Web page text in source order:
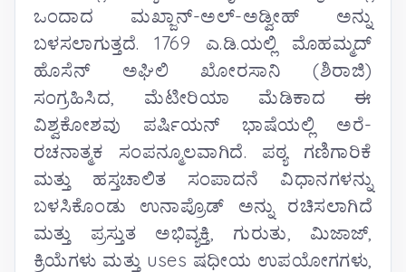
ಒಂದಾದ ಮಖ್ಜಾನ್-ಅಲ್-ಅಡ್ವೀಹ್ ಅನ್ನು
ಬಳಸಲಾಗುತ್ತದೆ. 1769 ಎ.ಡಿ.ಯಲ್ಲಿ ಮೊಹಮ್ಮದ್
ಹೊಸೆನ್ ಅಘಿಲಿ ಖೋರಸಾನಿ (ಶಿರಾಜಿ)
ಸಂಗ್ರಹಿಸಿದ, ಮೆಟೀರಿಯಾ ಮೆಡಿಕಾದ ಈ
ವಿಶ್ವಕೋಶವು ಪರ್ಷಿಯನ್ ಭಾಷೆಯಲ್ಲಿ ಅರೆ-
ರಚನಾತ್ಮಕ ಸಂಪನ್ಮೂಲವಾಗಿದೆ. ಪಠ್ಯ ಗಣಿಗಾರಿಕೆ
ಮತ್ತು ಹಸ್ತಚಾಲಿತ ಸಂಪಾದನೆ ವಿಧಾನಗಳನ್ನು
ಬಳಸಿಕೊಂಡು ಉನಾಪ್ರೊಡ್ ಅನ್ನು ರಚಿಸಲಾಗಿದೆ
ಮತ್ತು ಪ್ರಸ್ತುತ ಅಭಿವ್ಯಕ್ತಿ, ಗುರುತು, ಮಿಜಾಜ್,
ಕ್ರಿಯೆಗಳು ಮತ್ತು uses ಷಧೀಯ ಉಪಯೋಗಗಳು,